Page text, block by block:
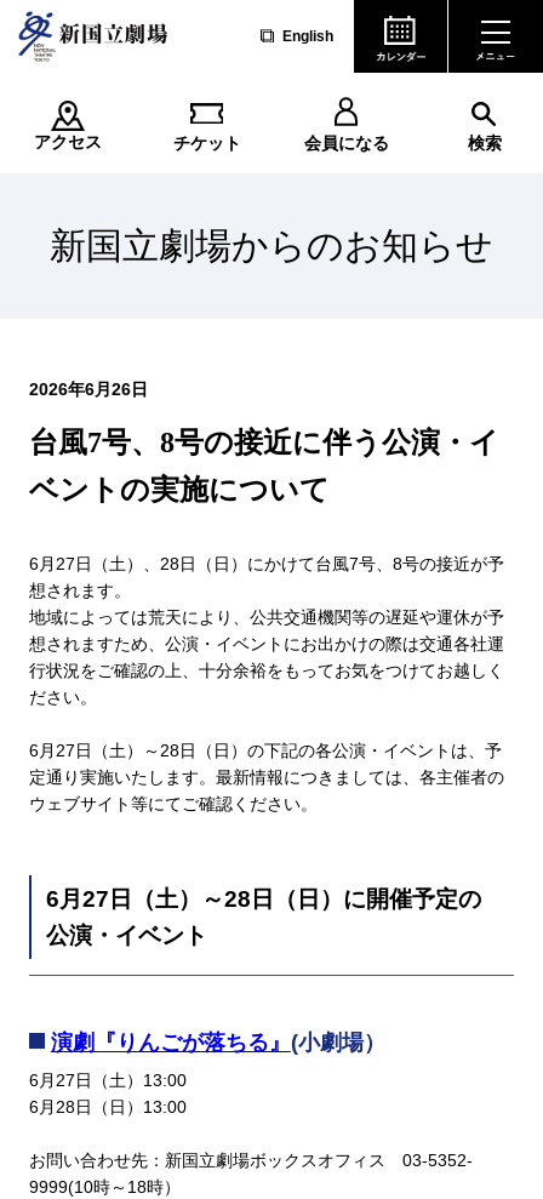
English
アクセス チケット 会員になる 検索
新国立劇場からのお知らせ
2026年6月26日
台風7号、8号の接近に伴う公演・イ
ベントの実施について
6月27日（土）、28日（日）にかけて台風7号、8号の接近が予
想されます。
地域によっては荒天により、公共交通機関等の遅延や運休が予
想されますため、公演・イベントにお出かけの際は交通各社運
行状況をご確認の上、十分余裕をもってお気をつけてお越しく
ださい。
6月27日（土）～28日（日）の下記の各公演・イベントは、予
定通り実施いたします。最新情報につきましては、各主催者の
ウェブサイト等にてご確認ください。
6月27日（土）～28日（日）に開催予定の
公演・イベント
演劇『りんごが落ちる』 (小劇場）
6月27日（土）13:00
6月28日（日）13:00
お問い合わせ先：新国立劇場ボックスオフィス 03-5352-
9999(10時～18時）